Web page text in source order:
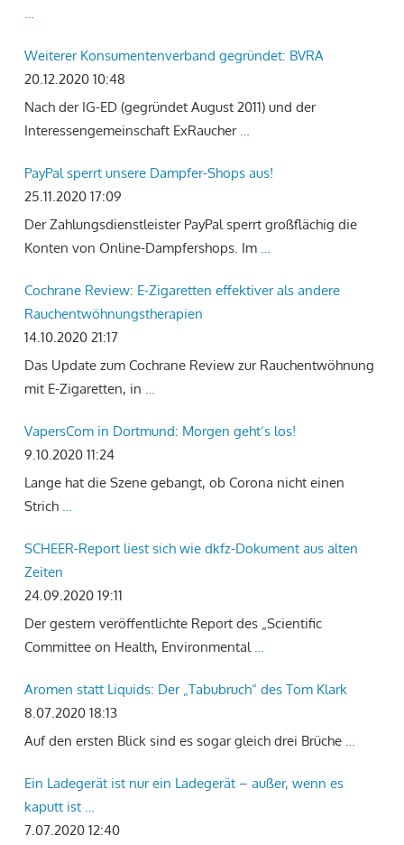
…
Weiterer Konsumentenverband gegründet: BVRA
20.12.2020 10:48
Nach der IG-ED (gegründet August 2011) und der
Interessengemeinschaft ExRaucher …
PayPal sperrt unsere Dampfer-Shops aus!
25.11.2020 17:09
Der Zahlungsdienstleister PayPal sperrt großflächig die
Konten von Online-Dampfershops. Im …
Cochrane Review: E-Zigaretten effektiver als andere
Rauchentwöhnungstherapien
14.10.2020 21:17
Das Update zum Cochrane Review zur Rauchentwöhnung
mit E-Zigaretten, in …
VapersCom in Dortmund: Morgen geht‘s los!
9.10.2020 11:24
Lange hat die Szene gebangt, ob Corona nicht einen
Strich …
SCHEER-Report liest sich wie dkfz-Dokument aus alten
Zeiten
24.09.2020 19:11
Der gestern veröffentlichte Report des „Scientific
Committee on Health, Environmental …
Aromen statt Liquids: Der „Tabubruch“ des Tom Klark
8.07.2020 18:13
Auf den ersten Blick sind es sogar gleich drei Brüche …
Ein Ladegerät ist nur ein Ladegerät – außer, wenn es
kaputt ist …
7.07.2020 12:40